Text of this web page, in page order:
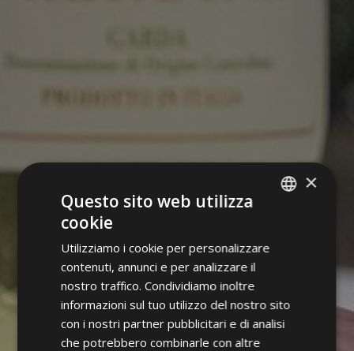
GERMAN
×
Questo sito web utilizza
cookie
Utilizziamo i cookie per personalizzare
contenuti, annunci e per analizzare il
nostro traffico. Condividiamo inoltre
informazioni sul tuo utilizzo del nostro sito
con i nostri partner pubblicitari e di analisi
che potrebbero combinarle con altre